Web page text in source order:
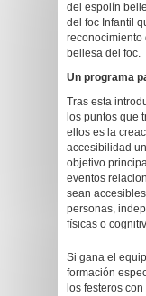
del espolín
del foc Infantil
reconocimiento
bellesa del foc.
Un programa
Tras esta
los puntos que
ellos es la
accesibilidad
objetivo
eventos
sean
personas,
físicas o
Si gana el
formación
los festeros